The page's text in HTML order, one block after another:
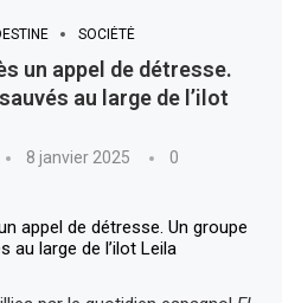
SOCIÉTÉ
un appel de détresse.
au large de l’ilot
8 janvier 2025
0